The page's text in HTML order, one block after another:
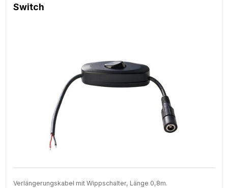
Switch
Verlängerungskabel mit Wippschalter, Länge 0,8m.